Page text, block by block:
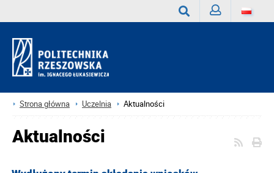
Strona główna Uczelnia Aktualności
Aktualności